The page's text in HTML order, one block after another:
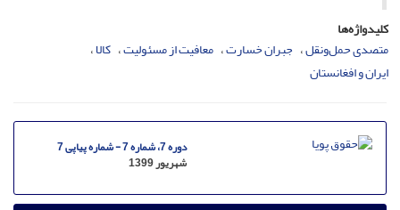
کلیدواژه‌ها
متصدی حمل‌ونقل جبران خسارت معافیت از مسئولیت کالا
ایران و افغانستان
دوره 7، شماره 7 - شماره پیاپی 7
شهریور 1399